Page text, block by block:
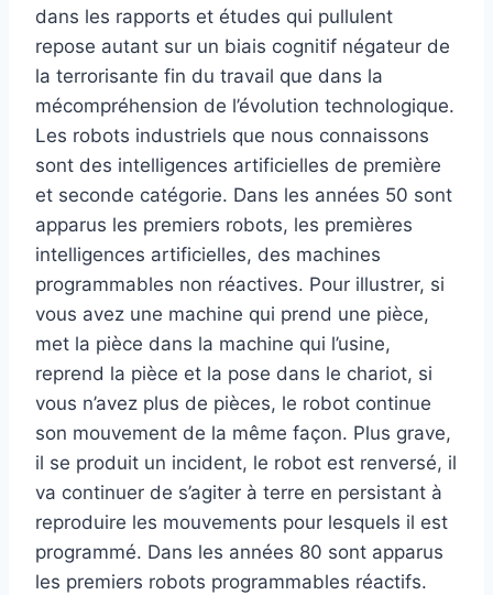
dans les rapports et études qui pullulent
repose autant sur un biais cognitif négateur de
la terrorisante fin du travail que dans la
mécompréhension de l’évolution technologique.
Les robots industriels que nous connaissons
sont des intelligences artificielles de première
et seconde catégorie. Dans les années 50 sont
apparus les premiers robots, les premières
intelligences artificielles, des machines
programmables non réactives. Pour illustrer, si
vous avez une machine qui prend une pièce,
met la pièce dans la machine qui l’usine,
reprend la pièce et la pose dans le chariot, si
vous n’avez plus de pièces, le robot continue
son mouvement de la même façon. Plus grave,
il se produit un incident, le robot est renversé, il
va continuer de s’agiter à terre en persistant à
reproduire les mouvements pour lesquels il est
programmé. Dans les années 80 sont apparus
les premiers robots programmables réactifs.